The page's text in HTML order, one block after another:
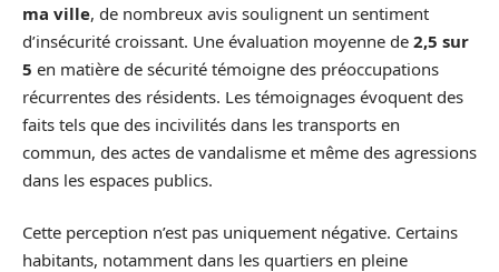
ma ville, de nombreux avis soulignent un sentiment
d’insécurité croissant. Une évaluation moyenne de 2,5 sur
5 en matière de sécurité témoigne des préoccupations
récurrentes des résidents. Les témoignages évoquent des
faits tels que des incivilités dans les transports en
commun, des actes de vandalisme et même des agressions
dans les espaces publics.
Cette perception n’est pas uniquement négative. Certains
habitants, notamment dans les quartiers en pleine